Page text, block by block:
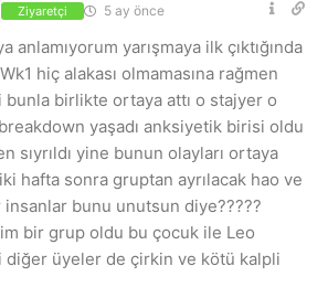
Ziyaretçi 5 ay önce
anlamıyorum yarışmaya ilk çıktığında
hiç alakası olmamasına rağmen
birlikte ortaya attı o stajyer o
yaşadı anksiyetik birisi oldu
sıyrıldı yine bunun olayları ortaya
hafta sonra gruptan ayrılacak hao ve
bunu unutsun diye?????
bir grup oldu bu çocuk ile Leo
diğer üyeler de çirkin ve kötü kalpli